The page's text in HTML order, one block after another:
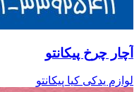
آچار چرخ پیکانتو
لوازم یدکی کیا پیکانتو